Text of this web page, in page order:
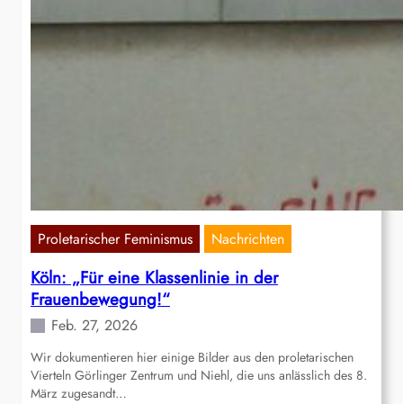
Proletarischer Feminismus Nachrichten
Köln: „Für eine Klassenlinie in der
Frauenbewegung!“
Feb. 27, 2026
Wir dokumentieren hier einige Bilder aus den proletarischen
Vierteln Görlinger Zentrum und Niehl, die uns anlässlich des 8.
März zugesandt…